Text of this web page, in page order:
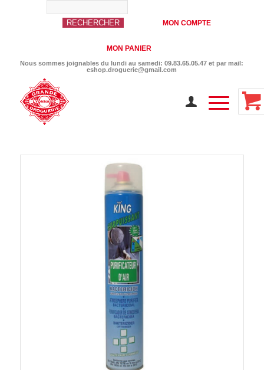
MON COMPTE
MON PANIER
Nous sommes joignables du lundi au samedi: 09.83.65.05.47 et par mail:
eshop.droguerie@gmail.com